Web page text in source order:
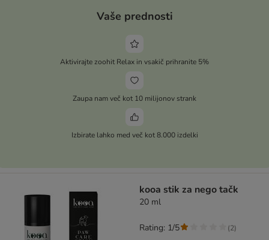
Vaše prednosti
Aktivirajte zoohit Relax in vsakič prihranite 5%
Zaupa nam več kot 10 milijonov strank
Izbirate lahko med več kot 8.000 izdelki
kooa stik za nego tačk
20 ml
Rating: 1/5 (2)